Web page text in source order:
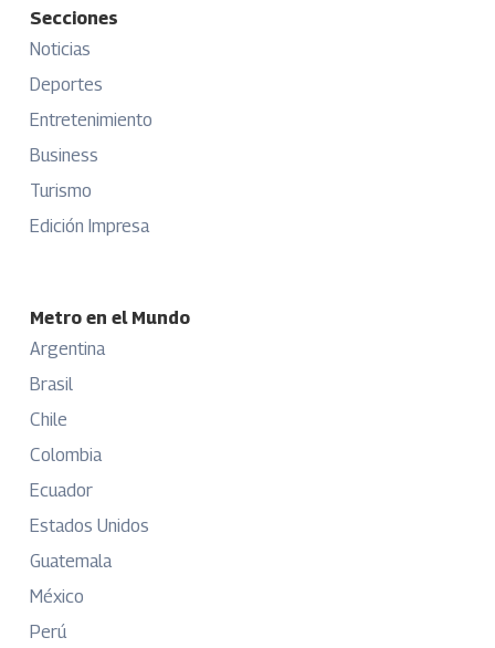
Secciones
Noticias
Deportes
Entretenimiento
Business
Turismo
Edición Impresa
Metro en el Mundo
Argentina
Brasil
Chile
Colombia
Ecuador
Estados Unidos
Guatemala
México
Perú